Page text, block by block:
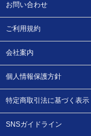
お問い合わせ
ご利用規約
会社案内
個人情報保護方針
特定商取引法に基づく表示
SNSガイドライン